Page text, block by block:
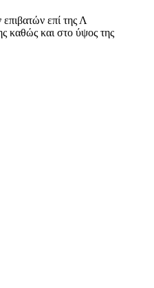
επί της Λ
καθώς και στο ύψος της